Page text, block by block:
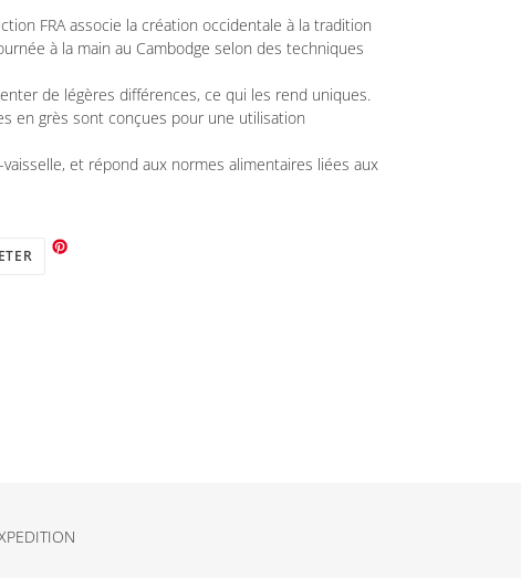
FRA associe la création occidentale à la tradition
à la main au Cambodge selon des techniques
de légères différences, ce qui les rend uniques.
en grès sont conçues pour une utilisation
vaisselle, et répond aux normes alimentaires liées aux
TWEETER